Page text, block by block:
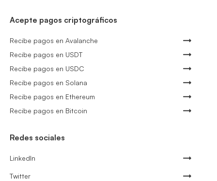
Acepte pagos criptográficos
Recibe pagos en Avalanche
Recibe pagos en USDT
Recibe pagos en USDC
Recibe pagos en Solana
Recibe pagos en Ethereum
Recibe pagos en Bitcoin
Redes sociales
LinkedIn
Twitter